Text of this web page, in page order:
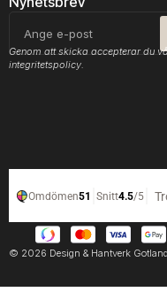
a
C
o
m
ä
g
post
Genom att skicka accepterar du
integritetspolicy.
© 2026 Design & Hantverk